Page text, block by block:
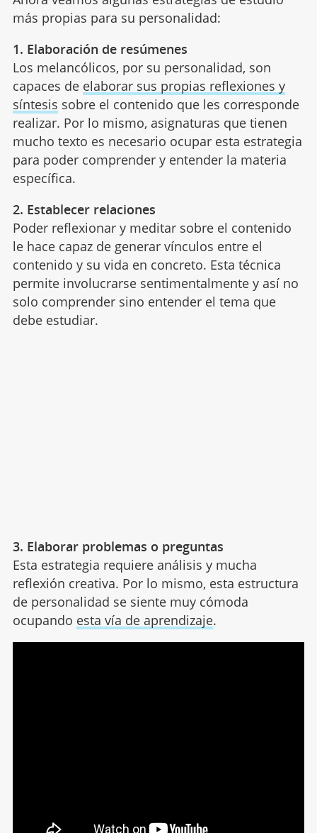
más propias para su personalidad:
1. Elaboración de resúmenes
Los melancólicos, por su personalidad, son
capaces de elaborar sus propias reflexiones y
síntesis sobre el contenido que les corresponde
realizar. Por lo mismo, asignaturas que tienen
mucho texto es necesario ocupar esta estrategia
para poder comprender y entender la materia
específica.
2. Establecer relaciones
Poder reflexionar y meditar sobre el contenido
le hace capaz de generar vínculos entre el
contenido y su vida en concreto. Esta técnica
permite involucrarse sentimentalmente y así no
solo comprender sino entender el tema que
debe estudiar.
3. Elaborar problemas o preguntas
Esta estrategia requiere análisis y mucha
reflexión creativa. Por lo mismo, esta estructura
de personalidad se siente muy cómoda
ocupando esta vía de aprendizaje.